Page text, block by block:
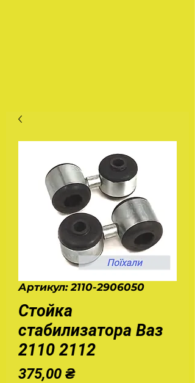
Артикул: 2110-2906050
Стойка
стабилизатора Ваз
2110 2112
375,00 ₴Цена